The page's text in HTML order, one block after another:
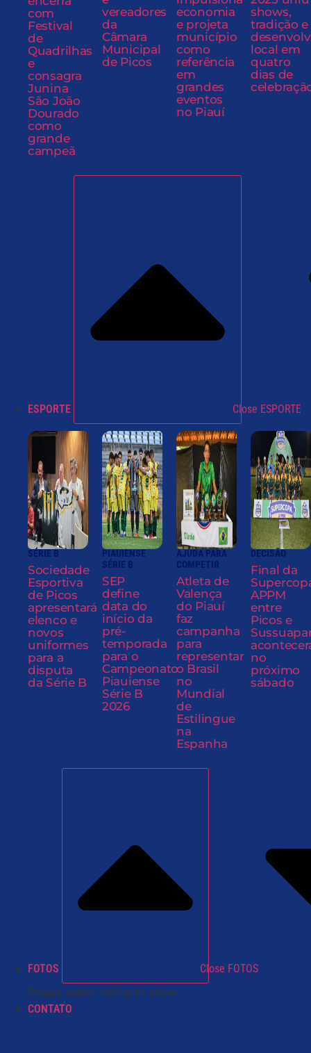
com
Festival
de
Quadrilhas
e
consagra
Junina
São João
Dourado
como
grande
campeã
vereadores
da
Câmara
Municipal
de Picos
economia
e projeta
município
como
referência
em
grandes
eventos
no Piauí
shows,
tradição e
local em
quatro
dias de
ESPORTE Close ESPORTE
SÉRIE B
Sociedade
Esportiva
de Picos
apresentará
elenco e
novos
uniformes
para a
disputa
da Série B
PIAUIENSE
SÉRIE B
SEP
define
data do
início da
pré-
temporada
para o
Campeonato
Piauiense
Série B
2026
AJUDA PARA
COMPETIR
Atleta de
Valença
do Piauí
faz
campanha
para
representar
o Brasil
no
Mundial
de
Estilingue
na
Espanha
DECISÃO
Final da
APPM
entre
Picos e
no
próximo
sábado
FOTOS Close FOTOS
Please select listing to show.
CONTATO